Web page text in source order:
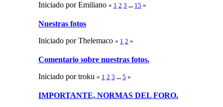
Iniciado por Emiliano « 1 2 3 ... 15 »
Nuestras fotos
Iniciado por Thelemaco « 1 2 »
Comentario sobre nuestras fotos.
Iniciado por troku « 1 2 3 ... 5 »
IMPORTANTE, NORMAS DEL FORO.